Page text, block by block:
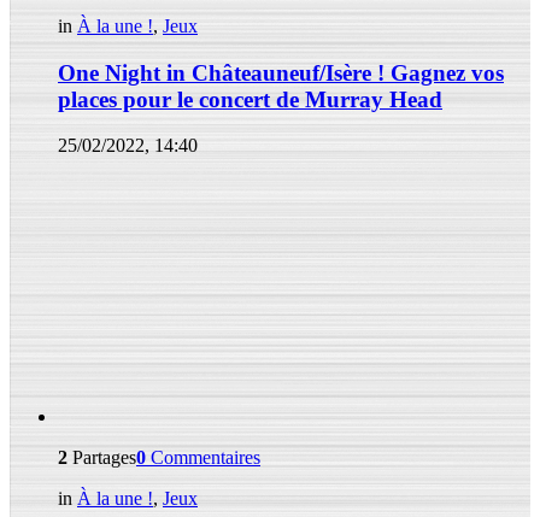
in À la une !, Jeux
One Night in Châteauneuf/Isère ! Gagnez vos
places pour le concert de Murray Head
25/02/2022, 14:40
2 Partages0 Commentaires
in À la une !, Jeux